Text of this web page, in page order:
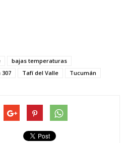
bajas temperaturas
307 Tafí del Valle Tucumán